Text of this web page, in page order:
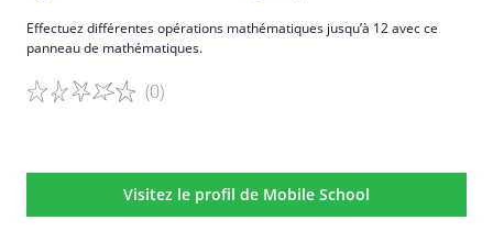
Effectuez différentes opérations mathématiques jusqu’à 12 avec ce
panneau de mathématiques.
(0)
Visitez le profil de Mobile School